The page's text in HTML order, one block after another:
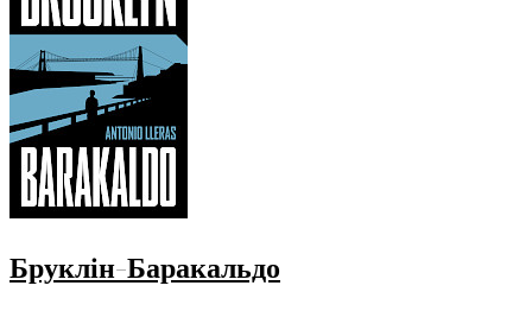
Бруклін-Баракальдо